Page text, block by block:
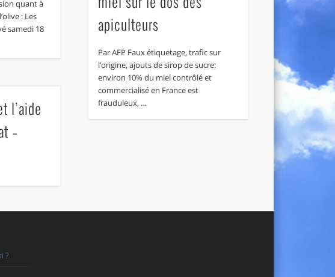
quant à
: Les
samedi 18
apiculteurs
Par AFP Faux étiquetage, trafic sur
l’origine, ajouts de sirop de sucre:
environ 10% du miel contrôlé et
commercialisé en France est
frauduleux, …
l’aide
–
?